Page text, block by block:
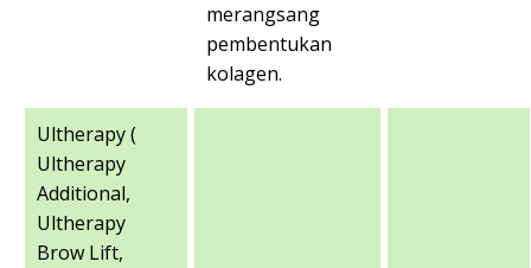
merangsang
pembentukan
kolagen.
Ultherapy (
Ultherapy
Additional,
Ultherapy
Brow Lift,